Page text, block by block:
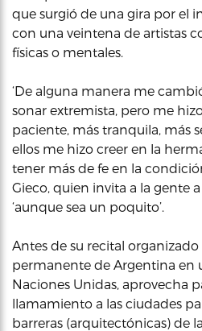
que surgió de una gira por el
con una veintena de artistas
físicas o mentales.
‘De alguna manera me
sonar extremista, pero me
paciente, más tranquila, más
ellos me hizo creer en la
tener más de fe en la
Gieco, quien invita a la gente
‘aunque sea un poquito’.
Antes de su recital
permanente de Argentina en
Naciones Unidas, aprovecha
llamamiento a las ciudades
barreras (arquitectónicas) de